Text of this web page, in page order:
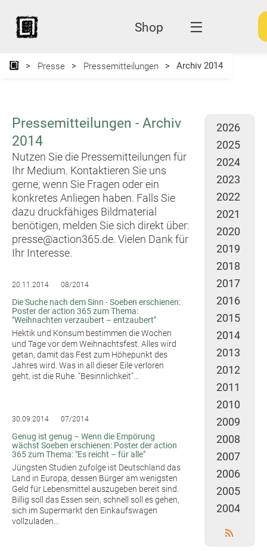
Shop
Presse Pressemitteilungen Archiv 2014
2026
2025
2024
2023
2022
2021
2020
2019
2018
2017
2016
2015
2014
2013
2012
2011
2010
2009
2008
2007
2006
2005
2004
Pressemitteilungen - Archiv
2014
Nutzen Sie die Pressemitteilungen für
Ihr Medium. Kontaktieren Sie uns
gerne, wenn Sie Fragen oder ein
konkretes Anliegen haben. Falls Sie
dazu druckfähiges Bildmaterial
benötigen, melden Sie sich direkt über:
presse@action365.de. Vielen Dank für
Ihr Interesse.
20.11.2014 08/2014
Die Suche nach dem Sinn - Soeben erschienen:
Poster der action 365 zum Thema:
"Weihnachten verzaubert – entzaubert"
Hektik und Konsum bestimmen die Wochen
und Tage vor dem Weihnachtsfest. Alles wird
getan, damit das Fest zum Höhepunkt des
Jahres wird. Was in all dieser Eile verloren
geht, ist die Ruhe. "Besinnlichkeit"...
30.09.2014 07/2014
Genug ist genug – Wenn die Empörung
wächst Soeben erschienen: Poster der action
365 zum Thema: "Es reicht – für alle"
Jüngsten Studien zufolge ist Deutschland das
Land in Europa, dessen Bürger am wenigsten
Geld für Lebensmittel auszugeben bereit sind.
Billig soll das Essen sein, schnell soll es gehen,
sich im Supermarkt den Einkaufswagen
vollzuladen...